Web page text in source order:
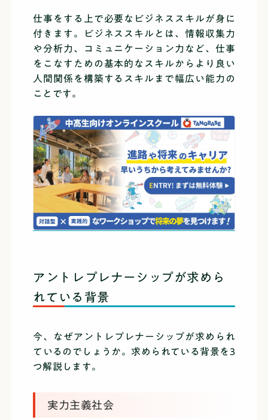
仕事をする上で必要なビジネススキルが身に
付きます。ビジネススキルとは、情報収集力
や分析力、コミュニケーション力など、仕事
をこなすための基本的なスキルからより良い
人間関係を構築するスキルまで幅広い能力の
ことです。
アントレプレナーシップが求めら
れている背景
今、なぜアントレプレナーシップが求められ
ているのでしょうか。求められている背景を3
つ解説します。
実力主義社会